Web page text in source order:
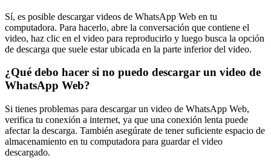
Sí, es posible descargar videos de WhatsApp Web en tu
computadora. Para hacerlo, abre la conversación que contiene el
video, haz clic en el video para reproducirlo y luego busca la opción
de descarga que suele estar ubicada en la parte inferior del video.
¿Qué debo hacer si no puedo descargar un video de
WhatsApp Web?
Si tienes problemas para descargar un video de WhatsApp Web,
verifica tu conexión a internet, ya que una conexión lenta puede
afectar la descarga. También asegúrate de tener suficiente espacio de
almacenamiento en tu computadora para guardar el video
descargado.